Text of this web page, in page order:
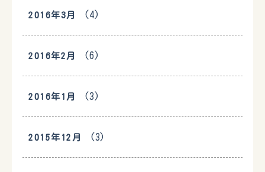
2016年3月 (4)
2016年2月 (6)
2016年1月 (3)
2015年12月 (3)